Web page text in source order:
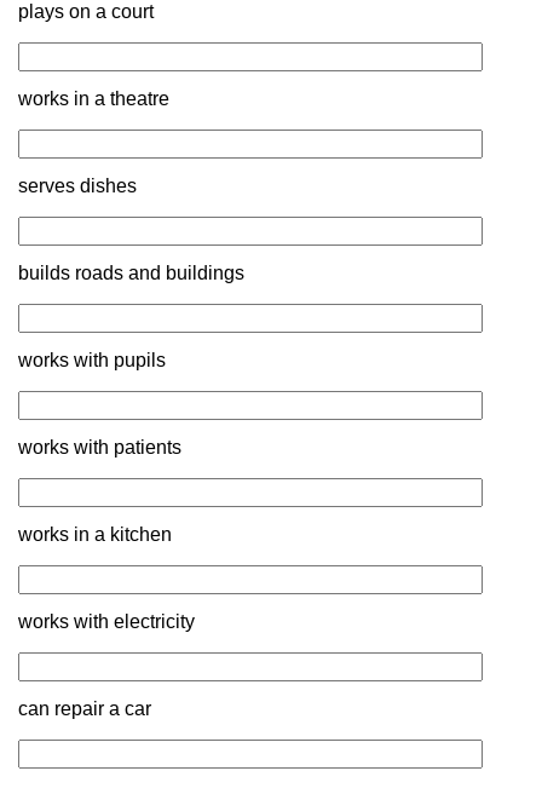
plays on a court
works in a theatre
serves dishes
builds roads and buildings
works with pupils
works with patients
works in a kitchen
works with electricity
can repair a car